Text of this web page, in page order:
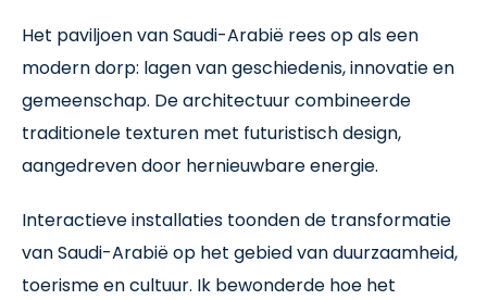
Het paviljoen van Saudi-Arabië rees op als een
modern dorp: lagen van geschiedenis, innovatie en
gemeenschap. De architectuur combineerde
traditionele texturen met futuristisch design,
aangedreven door hernieuwbare energie.
Interactieve installaties toonden de transformatie
van Saudi-Arabië op het gebied van duurzaamheid,
toerisme en cultuur. Ik bewonderde hoe het